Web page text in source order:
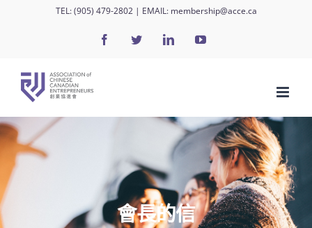
TEL:(905) 479-2802| EMAIL: membership@acce.ca
FacebookTwitterLinkedInYouTube
會長的信